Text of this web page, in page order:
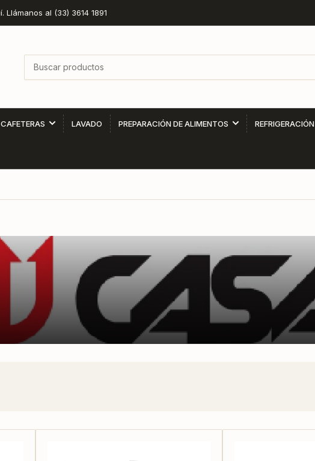
al (33) 3614 1891
productos
CAFETERAS LAVADO PREPARACIÓN DE ALIMENTOS REFRIGERACIÓN